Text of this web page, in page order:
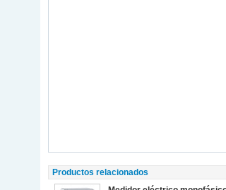
Productos relacionados